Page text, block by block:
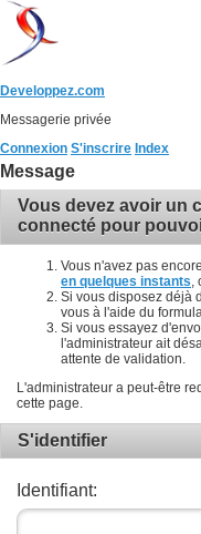
Developpez.com
Messagerie privée
Connexion S'inscrire Index
Message
Vous devez avoir un
connecté pour
Vous n'avez pas
en quelques instants
Si vous disposez déjà
vous à l'aide du
Si vous essayez
l'administrateur ait
attente de validation.
L'administrateur a peut-être
cette page.
S'identifier
Identifiant: